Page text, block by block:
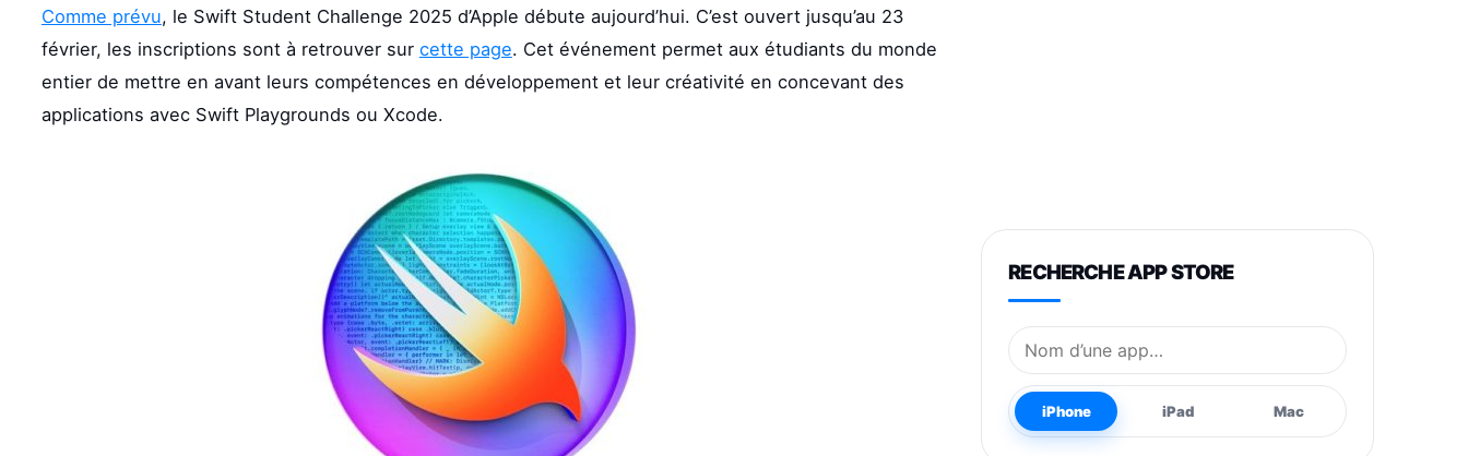
Comme prévu, le Swift Student Challenge 2025 d’Apple débute aujourd’hui. C’est ouvert jusqu’au 23
février, les inscriptions sont à retrouver sur cette page. Cet événement permet aux étudiants du monde
entier de mettre en avant leurs compétences en développement et leur créativité en concevant des
applications avec Swift Playgrounds ou Xcode.
RECHERCHE APP STORE
Nom de l’application
iPhone iPad Mac